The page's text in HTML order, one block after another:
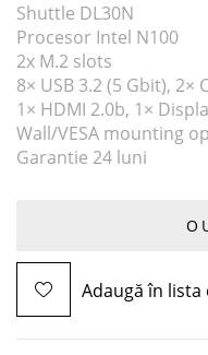
Shuttle DL30N
Procesor Intel N100
2x M.2 slots
8× USB 3.2 (5 Gbit), 2×
1× HDMI 2.0b, 1×
Wall/VESA mounting
Garantie 24 luni
Adaugă în